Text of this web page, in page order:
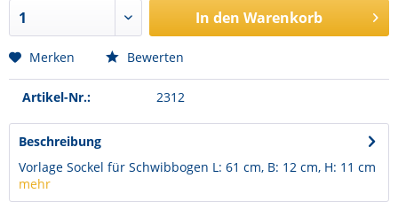
In den Warenkorb
Merken Bewerten
Artikel-Nr.: 2312
Beschreibung
Vorlage Sockel für Schwibbogen L: 61 cm, B: 12 cm, H: 11 cm
mehr